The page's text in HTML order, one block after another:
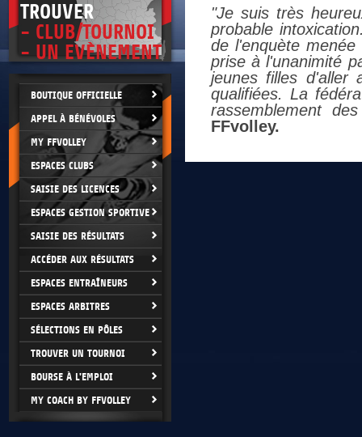
TROUVER
- CLUB/TOURNOI
- UN EVÈNEMENT
BOUTIQUE OFFICIELLE
APPEL À BÉNÉVOLES
MY FFVOLLEY
ESPACES CLUBS
SAISIE DES LICENCES
ESPACES GESTION SPORTIVE
SAISIE DES RÉSULTATS
ACCÉDER AUX RÉSULTATS
ESPACES ENTRAÎNEURS
ESPACES ARBITRES
SÉLECTIONS EN PÔLES
TROUVER UN TOURNOI
BOURSE À L'EMPLOI
MY COACH BY FFVOLLEY
"Je suis très
probable
de l'enquète
prise à l'unanimité
jeunes filles d'aller
qualifiées. La
rassemblement
FFvolley.